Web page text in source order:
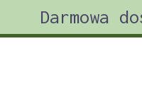
Darmowa